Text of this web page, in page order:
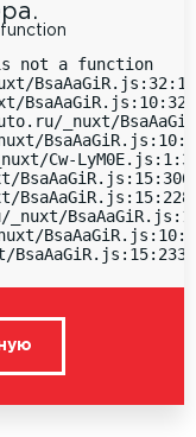
not a function
_nuxt/
Cw-
_nuxt/